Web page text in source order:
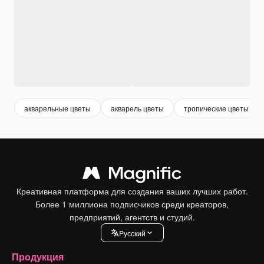
акварельные цветы акварель цветы тропические цветы
Креативная платформа для создания ваших лучших работ.
Более 1 миллиона подписчиков среди креаторов,
предприятий, агентств и студий.
Pусский
Продукция